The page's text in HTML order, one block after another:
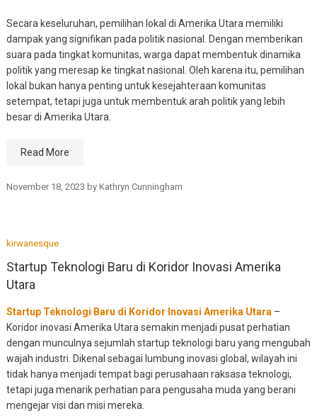
Secara keseluruhan, pemilihan lokal di Amerika Utara memiliki
dampak yang signifikan pada politik nasional. Dengan memberikan
suara pada tingkat komunitas, warga dapat membentuk dinamika
politik yang meresap ke tingkat nasional. Oleh karena itu, pemilihan
lokal bukan hanya penting untuk kesejahteraan komunitas
setempat, tetapi juga untuk membentuk arah politik yang lebih
besar di Amerika Utara.
Read More
November 18, 2023 by Kathryn Cunningham
kirwanesque
Startup Teknologi Baru di Koridor Inovasi Amerika
Utara
Startup Teknologi Baru di Koridor Inovasi Amerika Utara –
Koridor inovasi Amerika Utara semakin menjadi pusat perhatian
dengan munculnya sejumlah startup teknologi baru yang mengubah
wajah industri. Dikenal sebagai lumbung inovasi global, wilayah ini
tidak hanya menjadi tempat bagi perusahaan raksasa teknologi,
tetapi juga menarik perhatian para pengusaha muda yang berani
mengejar visi dan misi mereka.